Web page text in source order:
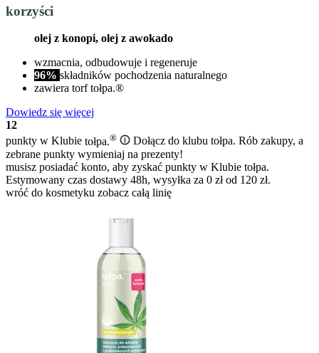
korzyści
olej z konopi, olej z awokado
wzmacnia, odbudowuje i regeneruje
96% składników pochodzenia naturalnego
zawiera torf tołpa.®
Dowiedz się więcej
12
punkty w Klubie tołpa.®
Dołącz do klubu tołpa. Rób zakupy, a
zebrane punkty wymieniaj na prezenty!
musisz posiadać konto, aby zyskać punkty w Klubie tołpa.
Estymowany czas dostawy 48h, wysyłka za 0 zł od 120 zł.
wróć do kosmetyku zobacz całą linię